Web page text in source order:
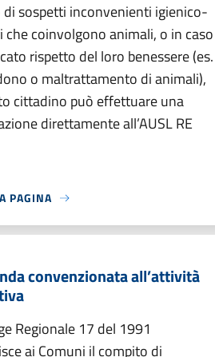
di sospetti inconvenienti igienico-
che coinvolgono animali, o in caso
rispetto del loro benessere (es.
o maltrattamento di animali),
cittadino può effettuare una
direttamente all’AUSL RE
PAGINA
convenzionata all’attività
Regionale 17 del 1991
ai Comuni il compito di